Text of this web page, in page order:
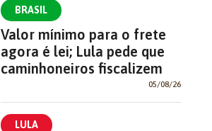
BRASIL
Valor mínimo para o frete
agora é lei; Lula pede que
caminhoneiros fiscalizem
05/08/26
LULA